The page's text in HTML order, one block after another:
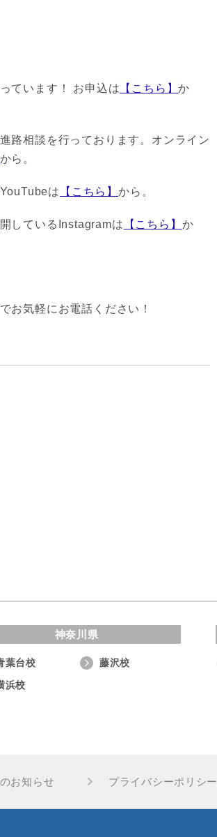
ています！ お申込は 【こちら】か
路相談を行っております。オンライン
から。
は 【こちら】から。
しているInstagramは 【こちら】 か
お気軽にお電話ください！
神奈川県
葉台校
藤沢校
浜校
お知らせ プライバシーポリシー